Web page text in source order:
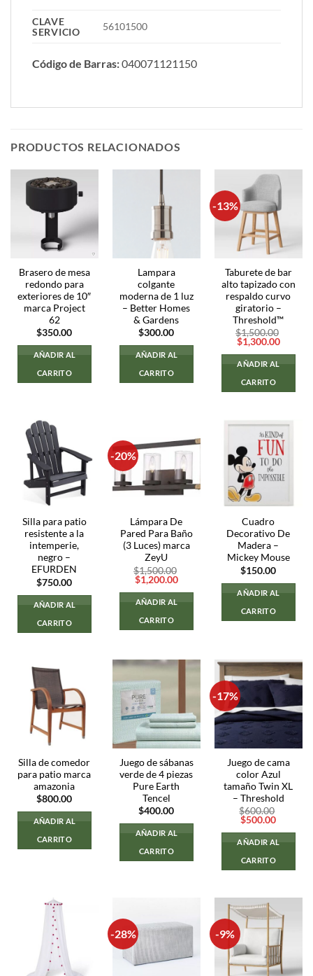
CLAVE
SERVICIO
56101500
Código de Barras:040071121150
PRODUCTOS RELACIONADOS
Brasero de mesa
redondo para
exteriores de 10″
marca Project
62
$350.00
AÑADIR AL
CARRITO
Lampara
colgante
moderna de 1 luz
– Better Homes
& Gardens
$300.00
AÑADIR AL
CARRITO
-13%
Taburete de bar
alto tapizado con
respaldo curvo
giratorio –
Threshold™
$1,500.00
El
precio
original
era:
$1,500.00.
$1,300.00El
es:
AÑADIR AL
CARRITO
Silla para patio
resistente a la
intemperie,
negro –
EFURDEN
$750.00
AÑADIR AL
CARRITO
-20%
Lámpara De
Pared Para Baño
(3 Luces) marca
ZeyU
$1,500.00
El
precio
original
era:
$1,500.00.
$1,200.00El
es:
AÑADIR AL
CARRITO
Cuadro
Decorativo De
Madera –
Mickey Mouse
$150.00
AÑADIR AL
CARRITO
Silla de comedor
para patio marca
amazonia
$800.00
AÑADIR AL
CARRITO
Juego de sábanas
verde de 4 piezas
Pure Earth
Tencel
$400.00
AÑADIR AL
CARRITO
-17%
Juego de cama
color Azul
tamaño Twin XL
– Threshold
$600.00
El
original
era:
$600.00.
$500.00El
actual
es:
AÑADIR AL
CARRITO
-28% -9%